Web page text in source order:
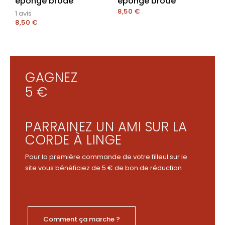
1 avis
8,50 €
8,50 €
GAGNEZ
5 €
PARRAINEZ UN AMI SUR LA
CORDE À LINGE
Pour la première commande de votre filleul sur le
site vous bénéficiez de 5 € de bon de réduction
Comment ça marche ?